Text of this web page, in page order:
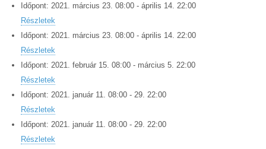
Időpont: 2021. március 23. 08:00 - április 14. 22:00
Részletek
Időpont: 2021. március 23. 08:00 - április 14. 22:00
Részletek
Időpont: 2021. február 15. 08:00 - március 5. 22:00
Részletek
Időpont: 2021. január 11. 08:00 - 29. 22:00
Részletek
Időpont: 2021. január 11. 08:00 - 29. 22:00
Részletek